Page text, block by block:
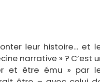
leur histoire… et
narrative » ?
et être ému » par